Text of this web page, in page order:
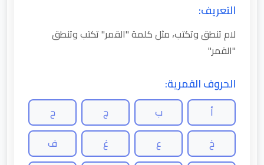
التعريف:
لام تنطق وتكتب، مثل كلمة "القمر" تكتب وتنطق
"القمر"
الحروف القمرية:
أ ب ج
ح
خ
ع غ
ف